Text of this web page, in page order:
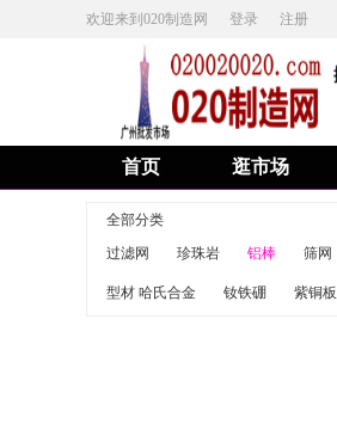
欢迎来到020制造网 登录 注册
首页 逛市场
全部分类
过滤网
珍珠岩 铝棒 筛网
型材 哈氏合金 钕铁硼 紫铜板